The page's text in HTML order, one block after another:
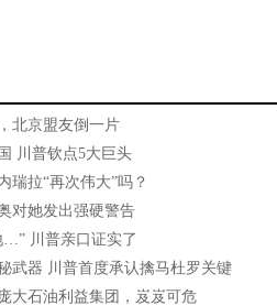
北京盟友倒一片
川普钦点5大巨头
瑞拉“再次伟大”吗？
对她发出强硬警告
…” 川普亲口证实了
武器 川普首度承认擒马杜罗关键
大石油利益集团，岌岌可危